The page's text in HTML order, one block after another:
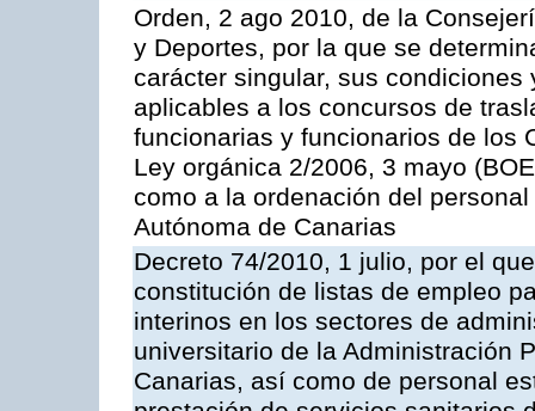
Orden, 2 ago 2010, de la
y Deportes, por la que se
carácter singular, sus
aplicables a los concursos de
funcionarias y funcionarios de los
Ley orgánica 2/2006, 3 mayo
como a la ordenación del
Autónoma de Canarias
Decreto 74/2010, 1 julio, por el
constitución de listas de empleo
interinos en los sectores de
universitario de la Administración
Canarias, así como de personal